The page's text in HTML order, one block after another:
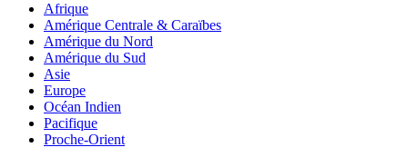
Afrique
Amérique Centrale & Caraïbes
Amérique du Nord
Amérique du Sud
Asie
Europe
Océan Indien
Pacifique
Proche-Orient